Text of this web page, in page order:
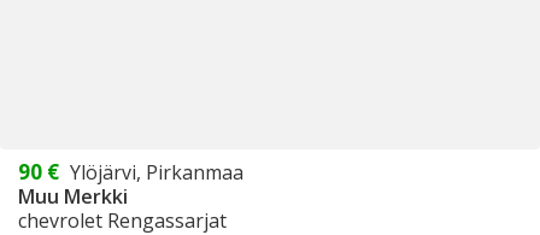
90 € Ylöjärvi, Pirkanmaa
Muu Merkki
chevrolet Rengassarjat